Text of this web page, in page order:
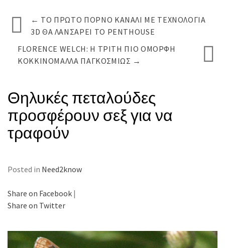
← ΤΟ ΠΡΏΤΟ ΠΟΡΝΌ ΚΑΝΆΛΙ ΜΕ ΤΕΧΝΟΛΟΓΊΑ
3D ΘΑ ΛΑΝΣΆΡΕΙ ΤΟ PENTHOUSE
FLORENCE WELCH: Η ΤΡΊΤΗ ΠΙΟ ΌΜΟΡΦΗ
ΚΟΚΚΙΝΟΜΆΛΛΑ ΠΑΓΚΟΣΜΊΩΣ →
Θηλυκές πεταλούδες
προσφέρουν σεξ για να
τραφούν
Posted in Need2know
Share on Facebook |
Share on Twitter